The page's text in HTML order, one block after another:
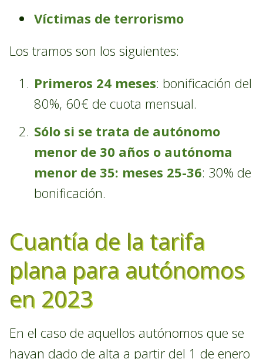
Víctimas de terrorismo
Los tramos son los siguientes:
Primeros 24 meses: bonificación del
80%, 60€ de cuota mensual.
Sólo si se trata de autónomo
menor de 30 años o autónoma
menor de 35: meses 25-36: 30% de
bonificación.
Cuantía de la tarifa
plana para autónomos
en 2023
En el caso de aquellos autónomos que se
hayan dado de alta a partir del 1 de enero